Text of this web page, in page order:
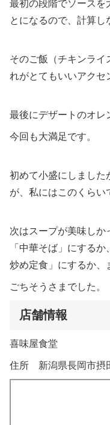
最初の段階でソースを
とになるので、計算し
そのご飯（チキンライ
れがとてもいいアクセ
最後にデザートのオレ
今回も大満足です。
初めて小盛にしました
が、私にはこのくらい
次はスープが美味しか
「中華そば」にする
炒め定食」にするか、
ごちそうさまでした。
店舗情報
喜味屋食堂
住所 新潟県長岡市摂